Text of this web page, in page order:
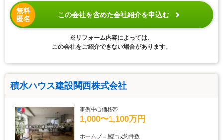
無料
匿名
この会社を含めた会社紹介を申込む
※リフォーム内容によっては、
この会社をご紹介できない場合があります。
積水ハウス建設関西株式会社
事例中心価格帯
1,000〜1,100万円
ホームプロ累計成約件数